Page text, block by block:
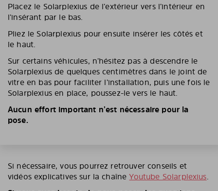
Placez le Solarplexius de l’extérieur vers l’intérieur en
l’insérant par le bas.
Pliez le Solarplexius pour ensuite insérer les côtés et
le haut.
Sur certains véhicules, n’hésitez pas à descendre le
Solarplexius de quelques centimètres dans le joint de
vitre en bas pour faciliter l’installation, puis une fois le
Solarplexius en place, poussez-le vers le haut.
Aucun effort important n’est nécessaire pour la
pose.
Si nécessaire, vous pourrez retrouver conseils et
vidéos explicatives sur la chaîneYoutube Solarplexius.